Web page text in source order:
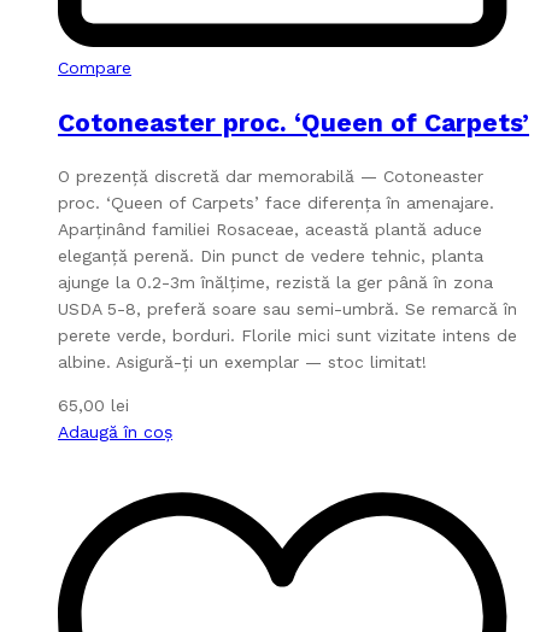
Compare
Cotoneaster proc. ‘Queen of Carpets’
O prezență discretă dar memorabilă — Cotoneaster
proc. ‘Queen of Carpets’ face diferența în amenajare.
Aparținând familiei Rosaceae, această plantă aduce
eleganță perenă. Din punct de vedere tehnic, planta
ajunge la 0.2-3m înălțime, rezistă la ger până în zona
USDA 5-8, preferă soare sau semi-umbră. Se remarcă în
perete verde, borduri. Florile mici sunt vizitate intens de
albine. Asigură-ți un exemplar — stoc limitat!
65,00 lei
Adaugă în coș